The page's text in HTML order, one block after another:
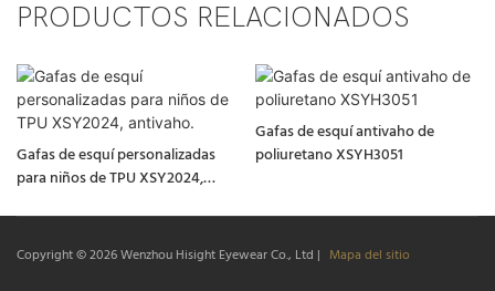
PRODUCTOS RELACIONADOS
Gafas de esquí personalizadas
para niños de TPU XSY2024,
Gafas de esquí antivaho de
poliuretano XSYH3051
Copyright © 2026Wenzhou Hisight Eyewear Co., Ltd | Mapa del sitio